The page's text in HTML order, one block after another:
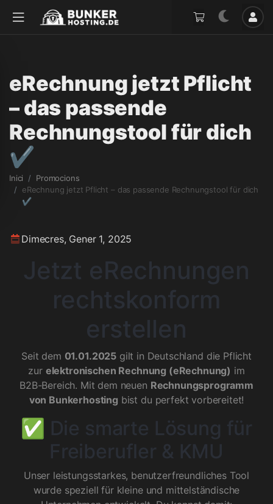
eRechnung jetzt Pflicht
– das passende
Rechnungstool für dich
✔️
Inici
Promocions
eRechnung jetzt Pflicht – das passende Rechnungstool für dich
✔️
Dimecres, Gener 1, 2025
Jetzt eRechnungen
rechtskonform
erstellen
Seit dem 01.01.2025 gilt in Deutschland die Pflicht
zur elektronischen Rechnung (eRechnung) im
B2B-Bereich. Mit dem neuen Rechnungsprogramm
von Bunkerhosting bist du perfekt vorbereitet!
✅ Die smarte Lösung für
Freiberufler & KMU
Unser leistungsstarkes, benutzerfreundliches Tool
wurde speziell für kleine und mittelständische